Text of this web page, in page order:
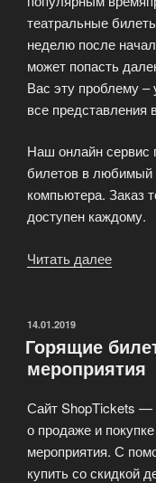
театральные
неделю после
может попасть
Вас эту проблему –
все представления
Наш онлайн сервис
билетов в любимый
компьютера. Заказ
доступен каждому.
Читать далее
прост
и
ОПУБЛИКОВАНО
14.01.2019
Горящие
мероприятия
Сайт ShopTickets —
о продаже и
мероприятия. С
купить со скидкой